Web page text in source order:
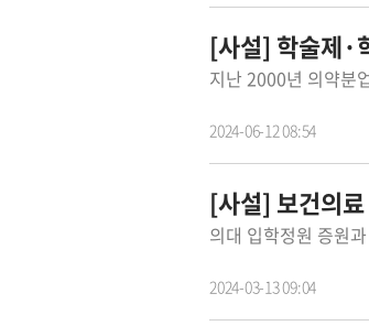
[사설] 학술제·
2024-06-12 08:54
[사설] 보건의
2024-03-13 09:04